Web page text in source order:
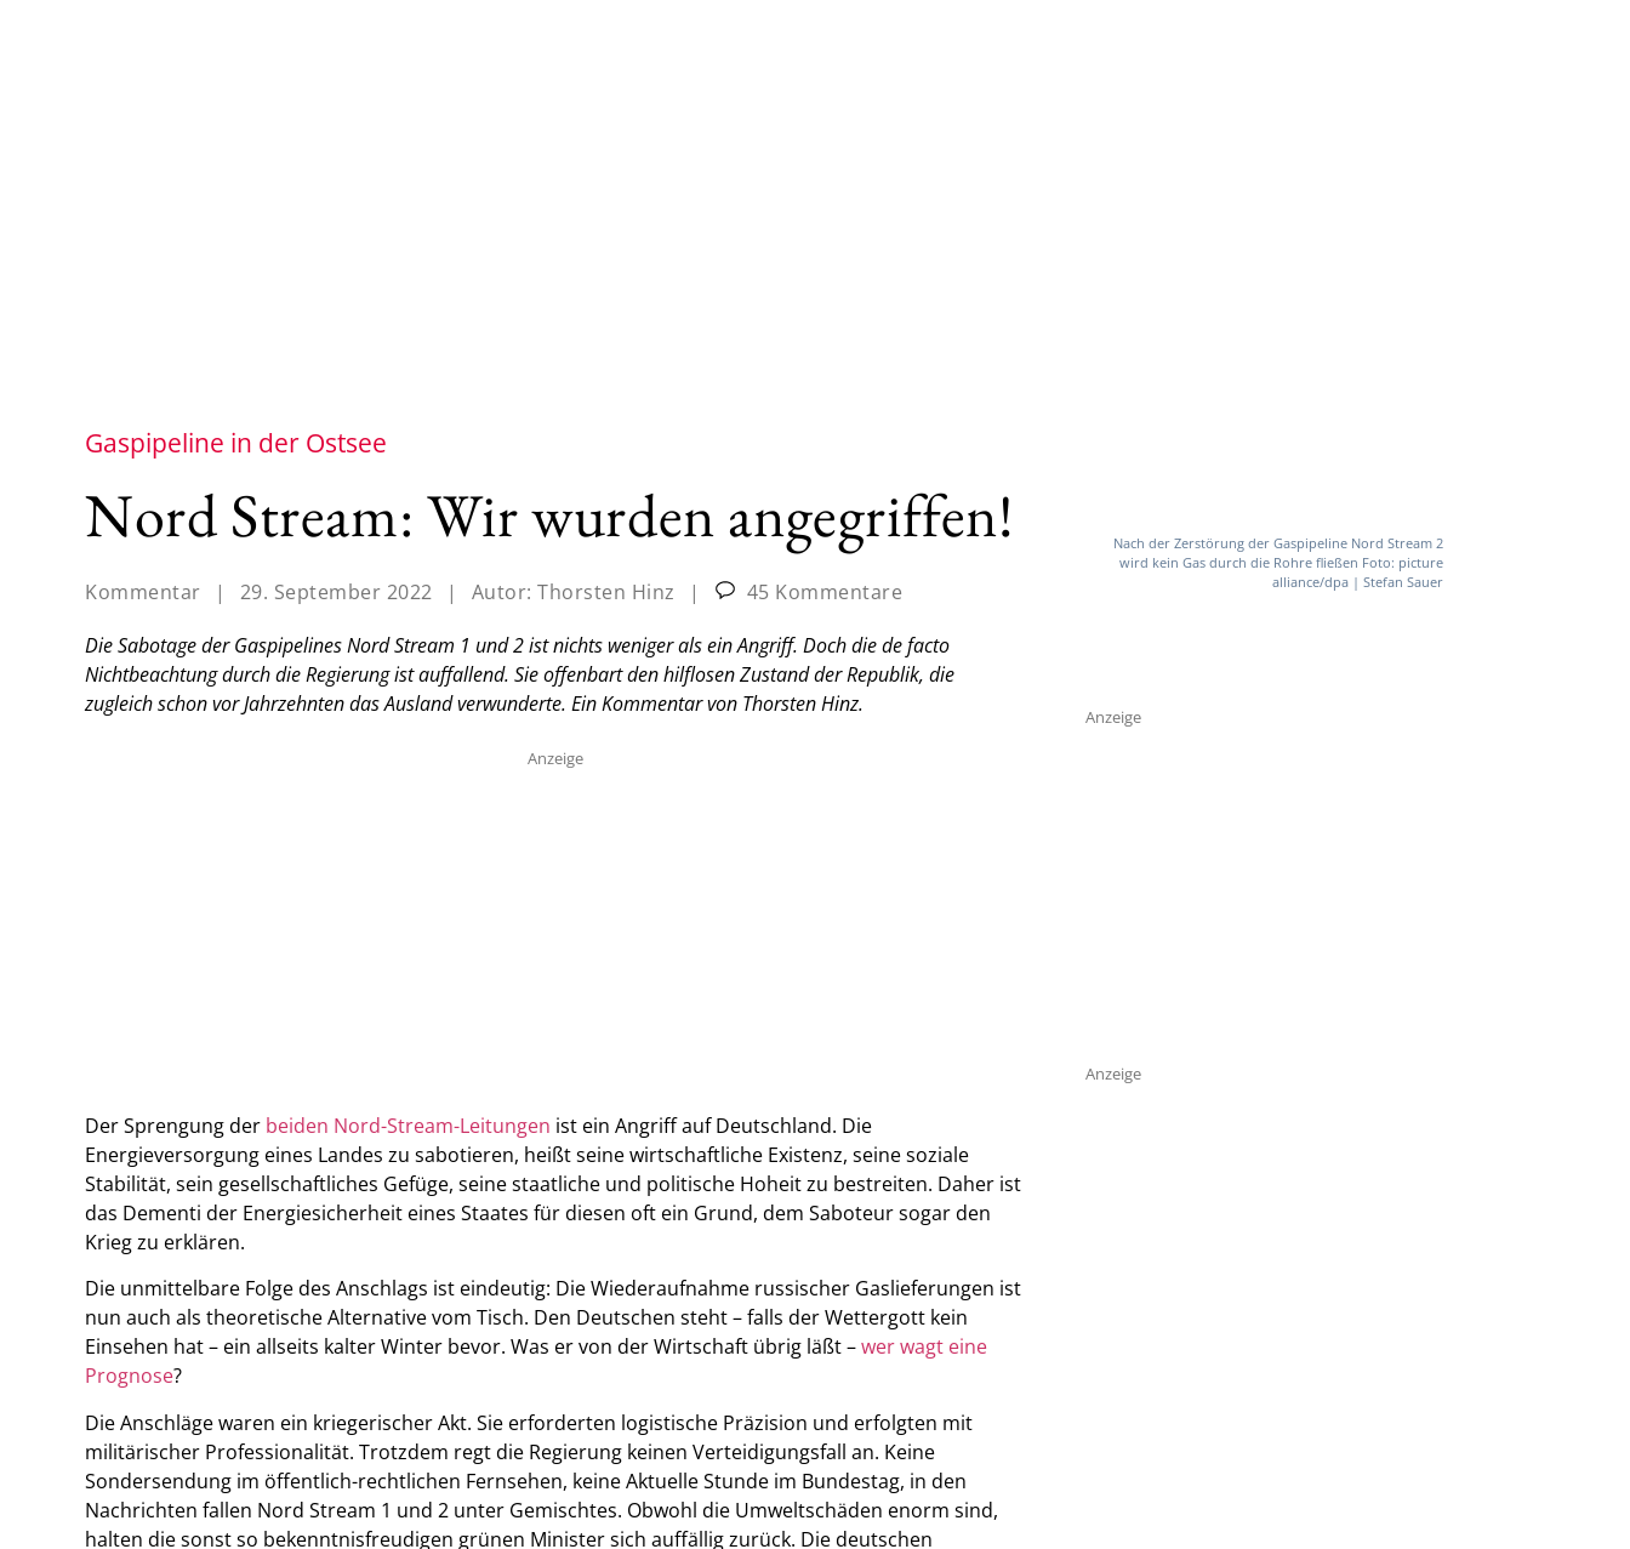
Gaspipeline in der Ostsee
Nord Stream: Wir wurden angegriffen!
Kommentar | 29. September 2022 | Autor: Thorsten Hinz |
45 Kommentare
Die Sabotage der Gaspipelines Nord Stream 1 und 2 ist nichts weniger als ein Angriff. Doch die de facto
Nichtbeachtung durch die Regierung ist auffallend. Sie offenbart den hilflosen Zustand der Republik, die
zugleich schon vor Jahrzehnten das Ausland verwunderte. Ein Kommentar von Thorsten Hinz.
Anzeige
Der Sprengung der beiden Nord-Stream-Leitungen ist ein Angriff auf Deutschland. Die
Energieversorgung eines Landes zu sabotieren, heißt seine wirtschaftliche Existenz, seine soziale
Stabilität, sein gesellschaftliches Gefüge, seine staatliche und politische Hoheit zu bestreiten. Daher ist
das Dementi der Energiesicherheit eines Staates für diesen oft ein Grund, dem Saboteur sogar den
Krieg zu erklären.
Die unmittelbare Folge des Anschlags ist eindeutig: Die Wiederaufnahme russischer Gaslieferungen ist
nun auch als theoretische Alternative vom Tisch. Den Deutschen steht – falls der Wettergott kein
Einsehen hat – ein allseits kalter Winter bevor. Was er von der Wirtschaft übrig läßt –wer wagt eine
Prognose?
Die Anschläge waren ein kriegerischer Akt. Sie erforderten logistische Präzision und erfolgten mit
militärischer Professionalität. Trotzdem regt die Regierung keinen Verteidigungsfall an. Keine
Sondersendung im öffentlich-rechtlichen Fernsehen, keine Aktuelle Stunde im Bundestag, in den
Nachrichten fallen Nord Stream 1 und 2 unter Gemischtes. Obwohl die Umweltschäden enorm sind,
halten die sonst so bekenntnisfreudigen grünen Minister sich auffällig zurück. Die deutschen
Nach der Zerstörung der Gaspipeline Nord Stream 2
wird kein Gas durch die Rohre fließen Foto: picture
alliance/dpa | Stefan Sauer
Anzeige
Anzeige